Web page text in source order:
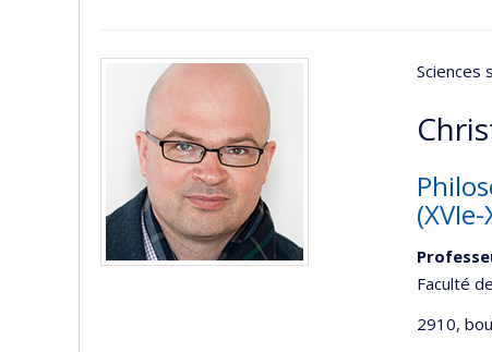
Sciences
Faculté
2910,